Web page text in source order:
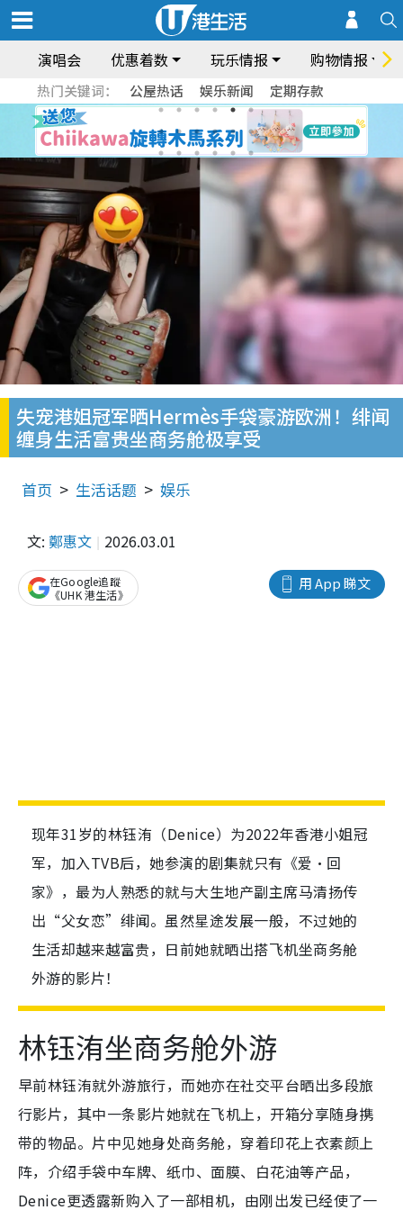
演唱会 优惠着数 玩乐情报 购物情报
热门关键词： 公屋热话 娱乐新闻 定期存款
失宠港姐冠军晒Hermès手袋豪游欧洲！绯闻
缠身生活富贵坐商务舱极享受
首页 生活话题 娱乐
文: 鄭惠文 2026.03.01
用 App 睇文
在Google追蹤
《UHK 港生活》
现年31岁的林钰洧（Denice）为2022年香港小姐冠
军，加入TVB后，她参演的剧集就只有《爱·回
家》，最为人熟悉的就与大生地产副主席马清扬传
出“父女恋”绯闻。虽然星途发展一般，不过她的
生活却越来越富贵，日前她就晒出搭飞机坐商务舱
外游的影片！
林钰洧坐商务舱外游
早前林钰洧就外游旅行，而她亦在社交平台晒出多段旅
行影片，其中一条影片她就在飞机上，开箱分享随身携
带的物品。片中见她身处商务舱，穿着印花上衣素颜上
阵，介绍手袋中车牌、纸巾、面膜、白花油等产品，
Denice更透露新购入了一部相机，由刚出发已经使了一